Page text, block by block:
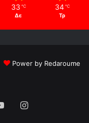
33 ℃
Δε
34 ℃
Τρ
Power by Redaroume
YouTubeInstagram